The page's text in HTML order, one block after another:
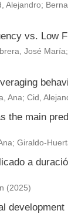
Alejandro;
vs. Low
José María;
Ana; Cid,
the main
; Giraldo-
a
(2025)
development